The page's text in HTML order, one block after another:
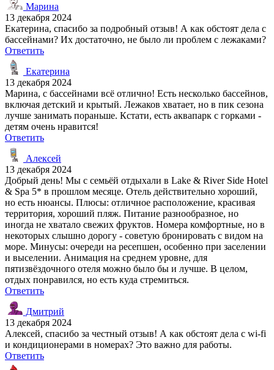
Марина
13 декабря 2024
Екатерина, спасибо за подробный отзыв! А как обстоят дела с
бассейнами? Их достаточно, не было ли проблем с лежаками?
Ответить
Екатерина
13 декабря 2024
Марина, с бассейнами всё отлично! Есть несколько бассейнов,
включая детский и крытый. Лежаков хватает, но в пик сезона
лучше занимать пораньше. Кстати, есть аквапарк с горками -
детям очень нравится!
Ответить
Алексей
13 декабря 2024
Добрый день! Мы с семьёй отдыхали в Lake & River Side Hotel
& Spa 5* в прошлом месяце. Отель действительно хороший,
но есть нюансы. Плюсы: отличное расположение, красивая
территория, хороший пляж. Питание разнообразное, но
иногда не хватало свежих фруктов. Номера комфортные, но в
некоторых слышно дорогу - советую бронировать с видом на
море. Минусы: очереди на ресепшен, особенно при заселении
и выселении. Анимация на среднем уровне, для
пятизвёздочного отеля можно было бы и лучше. В целом,
отдых понравился, но есть куда стремиться.
Ответить
Дмитрий
13 декабря 2024
Алексей, спасибо за честный отзыв! А как обстоят дела с wi-fi
и кондиционерами в номерах? Это важно для работы.
Ответить